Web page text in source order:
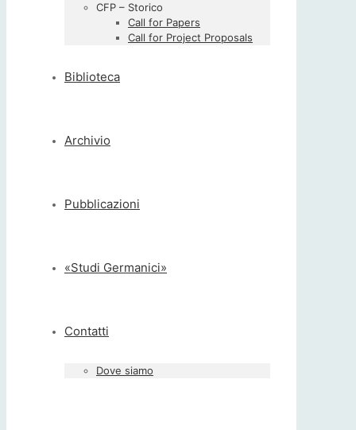
CFP – Storico
Call for Papers
Call for Project Proposals
Biblioteca
Archivio
Pubblicazioni
«Studi Germanici»
Contatti
Dove siamo